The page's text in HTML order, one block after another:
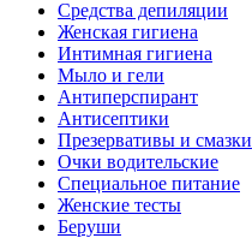
Средства депиляции
Женская гигиена
Интимная гигиена
Мыло и гели
Антиперспирант
Антисептики
Презервативы и смазки
Очки водительские
Специальное питание
Женские тесты
Беруши